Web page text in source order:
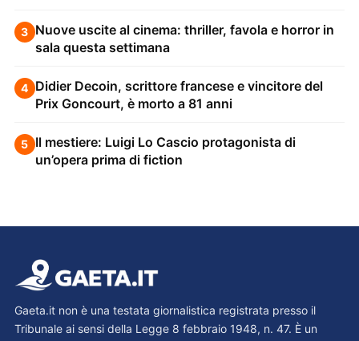
3 Nuove uscite al cinema: thriller, favola e horror in
sala questa settimana
4 Didier Decoin, scrittore francese e vincitore del
Prix Goncourt, è morto a 81 anni
5 Il mestiere: Luigi Lo Cascio protagonista di
un’opera prima di fiction
Gaeta.it non è una testata giornalistica registrata presso il
Tribunale ai sensi della Legge 8 febbraio 1948, n. 47. È un